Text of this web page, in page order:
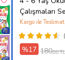
Çalışmaları
Kargo ile Teslimat
%17 180,00 TL